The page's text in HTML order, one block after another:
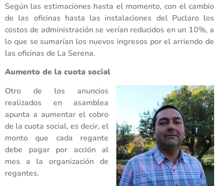
Según las estimaciones hasta el momento, con el cambio
de las oficinas hasta las instalaciones del Puclaro los
costos de administración se verían reducidos en un 10%, a
lo que se sumarían los nuevos ingresos por el arriendo de
las oficinas de La Serena.
Aumento de la cuota social
Otro de los anuncios
realizados en asamblea
apunta a aumentar el cobro
de la cuota social, es decir, el
monto que cada regante
debe pagar por acción al
mes a la organización de
regantes.